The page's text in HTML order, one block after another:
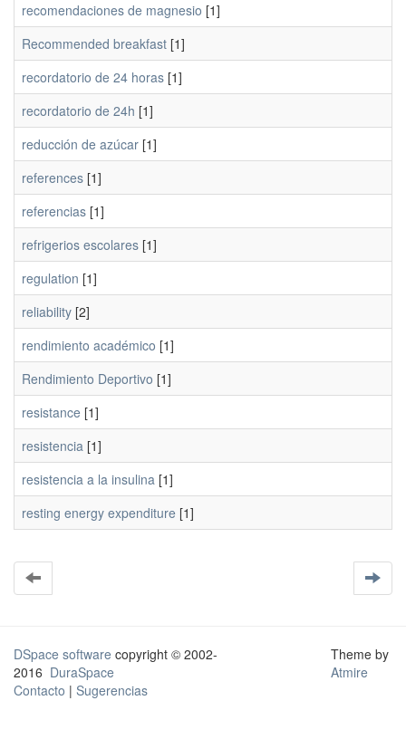
recomendaciones de magnesio [1]
Recommended breakfast [1]
recordatorio de 24 horas [1]
recordatorio de 24h [1]
reducción de azúcar [1]
references [1]
referencias [1]
refrigerios escolares [1]
regulation [1]
reliability [2]
rendimiento académico [1]
Rendimiento Deportivo [1]
resistance [1]
resistencia [1]
resistencia a la insulina [1]
resting energy expenditure [1]
DSpace software copyright © 2002-
2016 DuraSpace
Contacto | Sugerencias
Theme by
Atmire